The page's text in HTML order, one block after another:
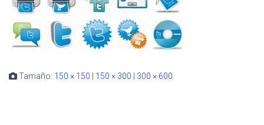
Tamaño: 150 × 150 150 × 300 300 × 600